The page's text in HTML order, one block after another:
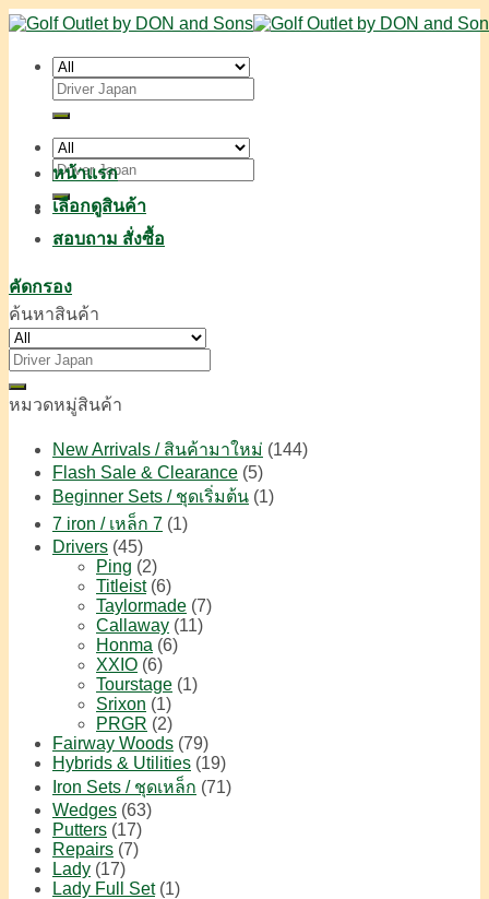
Skip
to
content
ค้นหา:
ค้นหา:
หน้าแรก
เลือกดูสินค้า
สอบถาม สั่งซื้อ
คัดกรอง
ค้นหาสินค้า
ค้นหา:
หมวดหมู่สินค้า
New Arrivals / สินค้ามาใหม่ (144)
Flash Sale & Clearance (5)
Beginner Sets / ชุดเริ่มต้น (1)
7 iron / เหล็ก 7 (1)
Drivers (45)
Ping (2)
Titleist (6)
Taylormade (7)
Callaway (11)
Honma (6)
XXIO (6)
Tourstage (1)
Srixon (1)
PRGR (2)
Fairway Woods (79)
Hybrids & Utilities (19)
Iron Sets / ชุดเหล็ก (71)
Wedges (63)
Putters (17)
Repairs (7)
Lady (17)
Lady Full Set (1)